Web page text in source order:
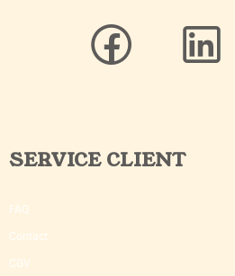
SERVICE CLIENT
FAQ
Contact
CGV